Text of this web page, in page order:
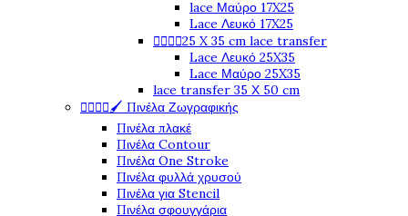
lace Μαύρο 17X25
Lace Λευκό 17X25
25 X 35 cm lace transfer
Lace Λευκό 25X35
Lace Μαύρο 25X35
lace transfer 35 Χ 50 cm
🖌️ Πινέλα Ζωγραφικής
Πινέλα πλακέ
Πινέλα Contour
Πινέλα One Stroke
Πινέλα φυλλά χρυσού
Πινέλα για Stencil
Πινέλα σφουγγάρια